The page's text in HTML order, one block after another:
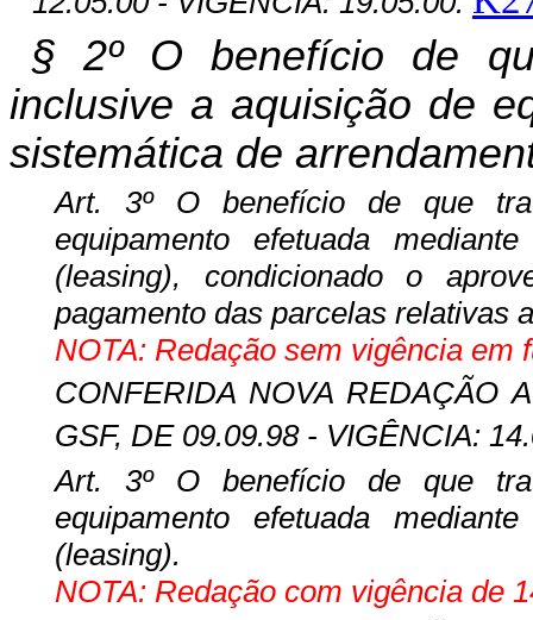
§ 2º O benefício de
inclusive a aquisição de
sistemática de
Art. 3º O benefício de que
equipamento efetuada
(leasing), condicionado o
pagamento das parcelas relativas
NOTA: Redação sem vigência em
CONFERIDA NOVA REDAÇÃO
GSF, DE 09.09.98 - VIGÊNCIA:
Art. 3º O benefício de que
equipamento efetuada
(leasing).
NOTA: Redação com vigência de